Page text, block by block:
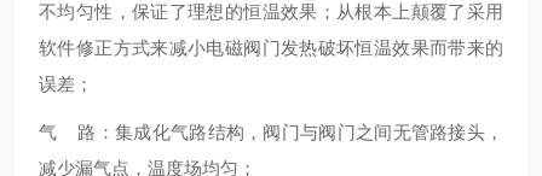
不均匀性，保证了理想的恒温效果；从根本上颠覆了采用
软件修正方式来减小电磁阀门发热破坏恒温效果而带来的
误差；
气 路：集成化气路结构，阀门与阀门之间无管路接头，
减少漏气点，温度场均匀；